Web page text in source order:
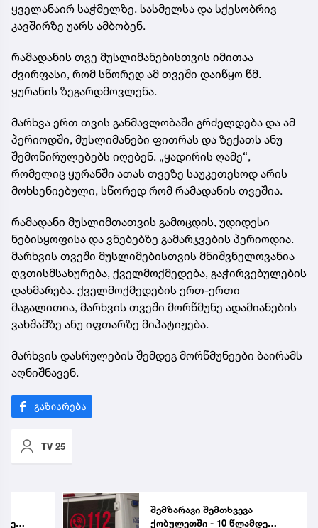
ყველანაირ საჭმელზე, სასმელსა და სქესობრივ
კავშირზე უარს ამბობენ.
რამადანის თვე მუსლიმანებისთვის იმითაა
ძვირფასი, რომ სწორედ ამ თვეში დაიწყო წმ.
ყურანის ზეგარდმოვლენა.
მარხვა ერთ თვის განმავლობაში გრძელდება და ამ
პერიოდში, მუსლიმანები ფითრას და ზექათს ანუ
შემოწირულებებს იღებენ. „ყადირის ღამე“,
რომელიც ყურანში ათას თვეზე საუკეთესოდ არის
მოხსენიებული, სწორედ რომ რამადანის თვეშია.
რამადანი მუსლიმთათვის გამოცდის, უდიდესი
ნებისყოფისა და ვნებებზე გამარჯვების პერიოდია.
მარხვის თვეში მუსლიმებისთვის მნიშვნელოვანია
ღვთისმსახურება, ქველმოქმედება, გაჭირვებულების
დახმარება. ქველმოქმედების ერთ-ერთი
მაგალითია, მარხვის თვეში მორწმუნე ადამიანების
ვახშამზე ანუ იფთარზე მიპატიჟება.
მარხვის დასრულების შემდეგ მორწმუნეები ბაირამს
აღნიშნავენ.
TV 25
შემზარავი შემთხვევა
ქობულეთში - 10 წლამდე